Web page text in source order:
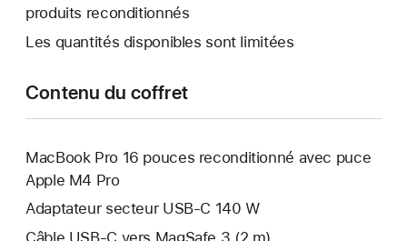
produits reconditionnés
Les quantités disponibles sont limitées
Contenu du coffret
MacBook Pro 16 pouces reconditionné avec puce
Apple M4 Pro
Adaptateur secteur USB-C 140 W